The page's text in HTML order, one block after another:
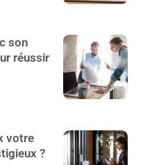
son
réussir
votre
?